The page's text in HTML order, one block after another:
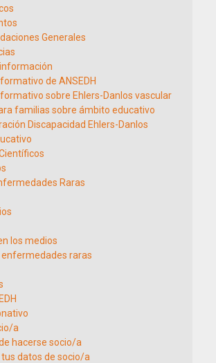
Generales
de ANSEDH
sobre Ehlers-Danlos vascular
familias sobre ámbito educativo
Discapacidad Ehlers-Danlos
Raras
los medios
enfermedades raras
a
hacerse socio/a
datos de socio/a